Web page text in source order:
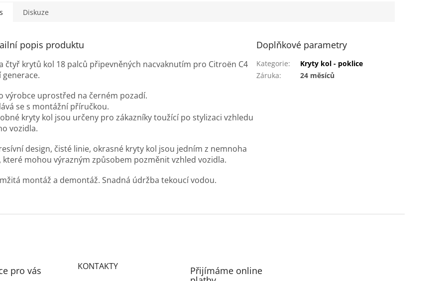
Diskuze
popis produktu
čtyř krytů kol 18 palců připevněných nacvaknutím pro Citroën C4
výrobce uprostřed na černém pozadí.
se s montážní příručkou.
kryty kol jsou určeny pro zákazníky toužící po stylizaci vzhledu
vozidla.
design, čisté linie, okrasné kryty kol jsou jedním z nemnoha
které mohou výrazným způsobem pozměnit vzhled vozidla.
montáž a demontáž. Snadná údržba tekoucí vodou.
Doplňkové parametry
Kategorie:
Kryty kol - poklice
Záruka: 24 měsíců
pro vás KONTAKTY Přijímáme online